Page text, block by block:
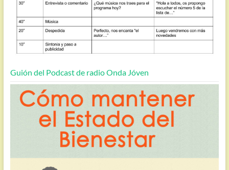
Guión del Podcast de radio Onda Jóven